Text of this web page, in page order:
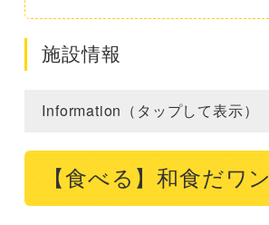
施設情報
Information（タップして表示）
【食べる】和食だワン